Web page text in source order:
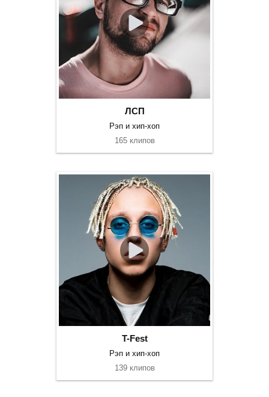
ЛСП
Рэп и хип-хоп
165 клипов
T-Fest
Рэп и хип-хоп
139 клипов